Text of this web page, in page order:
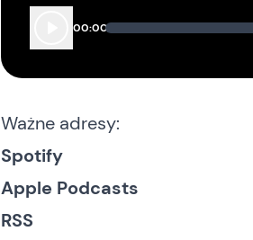
00:00
Ważne adresy:
Spotify
Apple Podcasts
RSS